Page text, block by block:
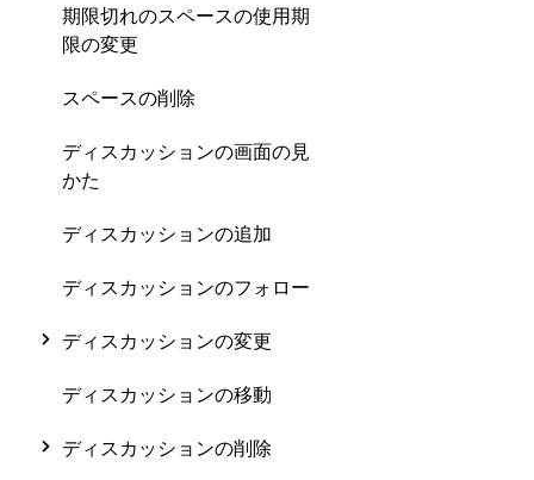
期限切れのスペースの使用期
限の変更
スペースの削除
ディスカッションの画面の見
かた
ディスカッションの追加
ディスカッションのフォロー
ディスカッションの変更
ディスカッションの移動
ディスカッションの削除